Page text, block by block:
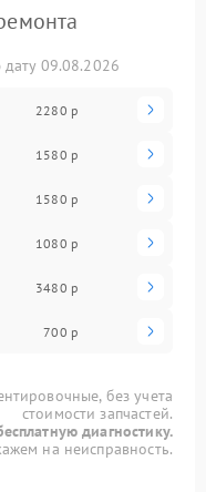
09.08.2026
2280 р
1580 р
1580 р
1080 р
3480 р
700 р
без учета
стоимости запчастей.
диагностику.
на неисправность.